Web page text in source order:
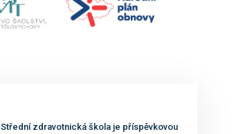
Střední zdravotnická škola je příspěvkovou